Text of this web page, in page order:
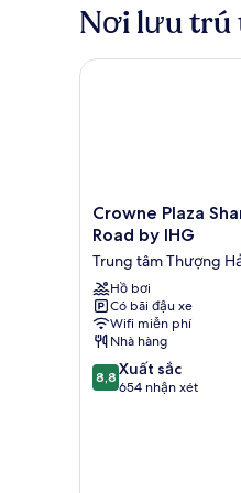
cỡ
không
Nơi lưu
Crowne
Plaza
Shanghai
Nanjing
Road
by
IHG
Trung
tâm
Thượng
Crowne Plaza
Road by IHG
Trung tâm Thượng
Hồ bơi
Có bãi đậu xe
Wifi miễn phí
Nhà hàng
8.8
trên
8,8 Xuất sắc
654 nhận xét
Crowne Plaza